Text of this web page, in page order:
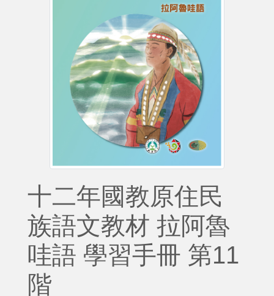
十二年國教原住民
族語文教材 拉阿魯
哇語 學習手冊 第11
階